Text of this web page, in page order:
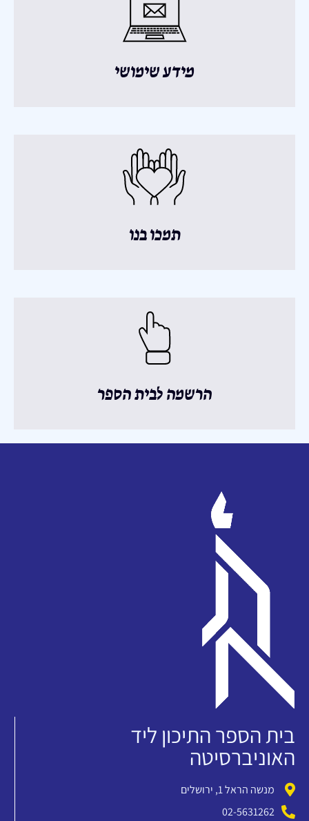
מידע שימושי
תמכו בנו
הרשמה לבית הספר
בית הספר התיכון ליד
האוניברסיטה
מנשה הראל 1, ירושלים
02-5631262